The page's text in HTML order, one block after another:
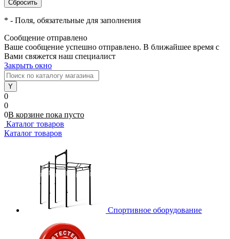
* - Поля, обязательные для заполнения
Сообщение отправлено
Ваше сообщение успешно отправлено. В ближайшее время с
Вами свяжется наш специалист
Закрыть окно
0
0
0В корзине пока пусто
Каталог товаров
Каталог товаров
Спортивное оборудование